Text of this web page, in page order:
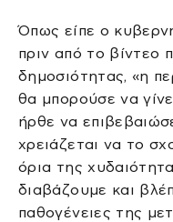
Όπως είπε ο
πριν από το βίντεο
δημοσιότητας, «η
θα μπορούσε να
ήρθε να
χρειάζεται να το
όρια της
διαβάζουμε και
παθογένειες της